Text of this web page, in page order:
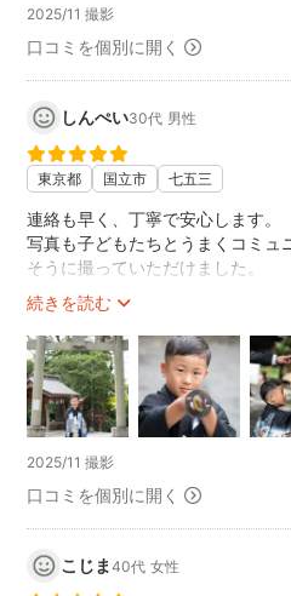
段取りよくサクサク進めてくださ
た。ありがとうございました！
2025/11 撮影
口コミを個別に開く
しんぺい30代 男性
東京都 国立市 七五三
続きを読む
連絡も早く、丁寧で安心します。
写真も子どもたちとうまくコミュ
そうに撮っていただけました。
2025/11 撮影
口コミを個別に開く
こじま40代 女性